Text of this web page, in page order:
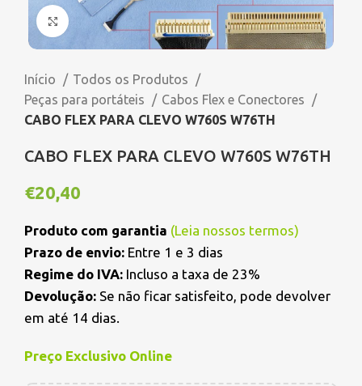
Click to enlarge
Início
Todos os Produtos
Peças para portáteis
Cabos Flex e Conectores
CABO FLEX PARA CLEVO W760S W76TH
CABO FLEX PARA CLEVO W760S W76TH
€20,40
Produto com garantia (Leia nossos termos)
Prazo de envio: Entre 1 e 3 dias
Regime do IVA: Incluso a taxa de 23%
Devolução: Se não ficar satisfeito, pode devolver
em até 14 dias.
Preço Exclusivo Online